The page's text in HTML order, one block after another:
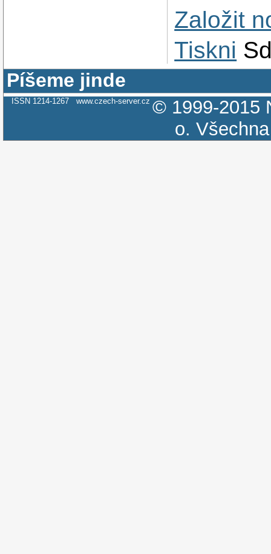
Založit
Tiskni
Píšeme jinde
ISSN 1214-1267 www.czech-server.cz © 1999-2015
o.